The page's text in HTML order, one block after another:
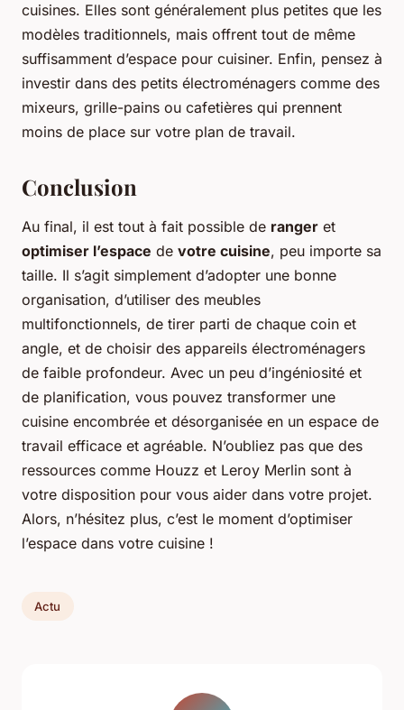
cuisines. Elles sont généralement plus petites que les
modèles traditionnels, mais offrent tout de même
suffisamment d’espace pour cuisiner. Enfin, pensez à
investir dans des petits électroménagers comme des
mixeurs, grille-pains ou cafetières qui prennent
moins de place sur votre plan de travail.
Conclusion
Au final, il est tout à fait possible de ranger et
optimiser l’espace de votre cuisine, peu importe sa
taille. Il s’agit simplement d’adopter une bonne
organisation, d’utiliser des meubles
multifonctionnels, de tirer parti de chaque coin et
angle, et de choisir des appareils électroménagers
de faible profondeur. Avec un peu d’ingéniosité et
de planification, vous pouvez transformer une
cuisine encombrée et désorganisée en un espace de
travail efficace et agréable. N’oubliez pas que des
ressources comme Houzz et Leroy Merlin sont à
votre disposition pour vous aider dans votre projet.
Alors, n’hésitez plus, c’est le moment d’optimiser
l’espace dans votre cuisine !
Actu